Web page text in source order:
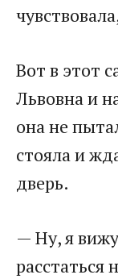
Вот в этот
Львовна и
она не
стояла и
дверь.
— Ну, я
расстаться